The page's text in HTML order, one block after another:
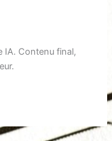
IA. Contenu final,